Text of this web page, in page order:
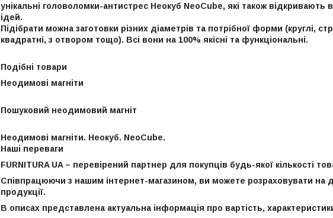
унікальні головоломки-антистрес Неокуб NeoCube, які також відкривають
ідей.
Підібрати можна заготовки різних діаметрів та потрібної форми (круглі,
квадратні, з отвором тощо). Всі вони на 100% якісні та функціональні.
Подібні товари
Неодимові магніти
Пошуковий неодимовий магніт
Неодимові магніти. Неокуб. NeoCube.
Наші переваги
FURNITURA UA – перевірений партнер для покупців будь-якої кількості
Співпрацюючи з нашим інтернет-магазином, ви можете розраховувати на
продукції.
В описах представлена актуальна інформація про вартість,